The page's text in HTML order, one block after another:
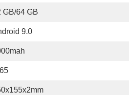
GB/64 GB
9.0